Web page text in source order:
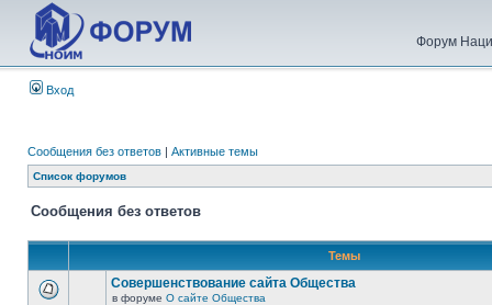
Форум
Вход
Сообщения без ответов | Активные темы
Список форумов
Сообщения без ответов
Темы
Совершенствование сайта Общества
в форуме О сайте Общества